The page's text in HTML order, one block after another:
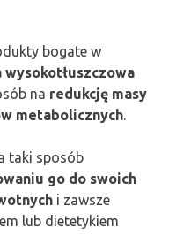
bogate w
wysokotłuszczowa
na redukcję masy
metabolicznych.
taki sposób
go do swoich
i zawsze
lub dietetykiem